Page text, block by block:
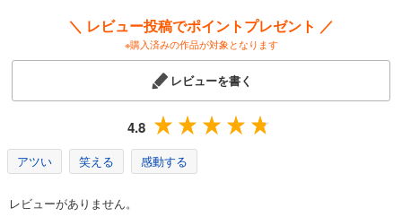
＼ レビュー投稿でポイントプレゼント ／
※購入済みの作品が対象となります
レビューを書く
4.8
アツい 笑える 感動する
レビューがありません。